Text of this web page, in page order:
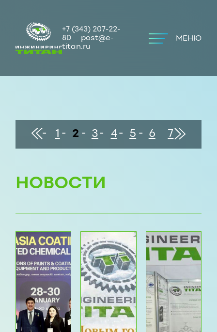
+7 (343) 207-22-
80
post@e-
titan.ru
МЕНЮ
В
начало
1 2 3 4 5 6 7 В
конец
НОВОСТИ